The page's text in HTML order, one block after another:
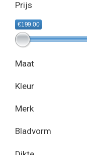
Prijs
€199.00
Maat
Kleur
Merk
Bladvorm